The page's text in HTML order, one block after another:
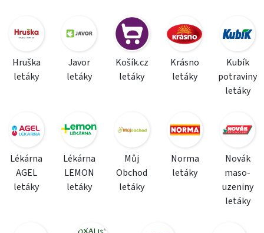
Hruška
letáky
Javor
letáky
Košík.cz
letáky
Krásno
letáky
Kubík
potraviny
letáky
Lékárna
AGEL
letáky
Lékárna
LEMON
letáky
Můj
Obchod
letáky
Norma
letáky
Novák
maso-
uzeniny
letáky